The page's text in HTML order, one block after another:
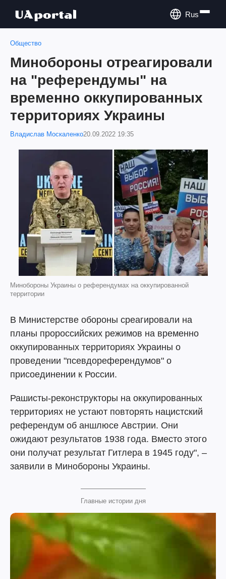
Rus
Общество
Минобороны отреагировали
на "референдумы" на
временно оккупированных
территориях Украины
Владислав Москаленко20.09.2022 19:35
Минобороны Украины о референдумах на оккупированной
территории
В Министерстве обороны среагировали на
планы пророссийских режимов на временно
оккупированных территориях Украины о
проведении "псевдореферендумов" о
присоединении к России.
Рашисты-реконструкторы на оккупированных
территориях не устают повторять нацистский
референдум об аншлюсе Австрии. Они
ожидают результатов 1938 года. Вместо этого
они получат результат Гитлера в 1945 году", –
заявили в Минобороны Украины.
Главные истории дня